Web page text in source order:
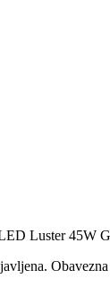
Luster 45W